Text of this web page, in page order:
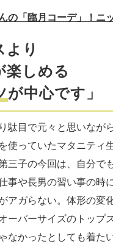
の「臨月コーデ」！ニ
より
楽しめる
が中心です」
駄目で元々と思いなが
使っていたマタニティ
三子の今回は、自分
事や長男の習い事の
アガらない。体形の変
ーバーサイズのトップ
なかったとしても着た